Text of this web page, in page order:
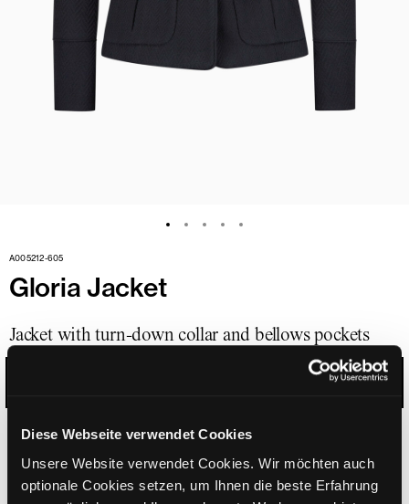
Diese Webseite verwendet Cookies
Unsere Website verwendet Cookies. Wir möchten auch
optionale Cookies setzen, um Ihnen die beste Erfahrung
A005212-605
Gloria Jacket
Jacket with turn-down collar and bellows pockets
CHOOSE SIZE
599 incl. VAT / excl. shipping